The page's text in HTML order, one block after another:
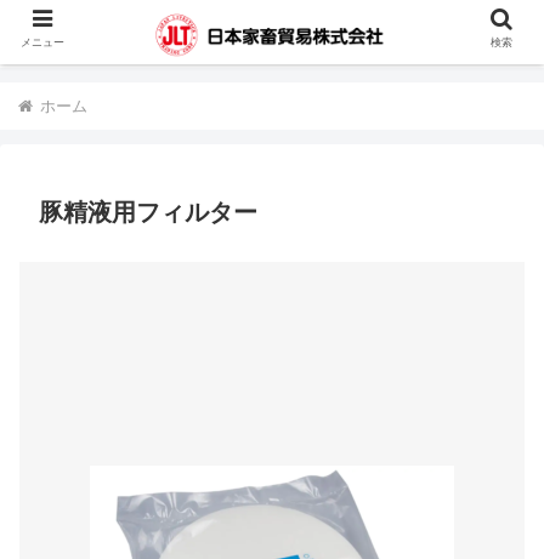
蓄電池・堆肥撹拌機・凍結精液・人工授精器具・カウハッチなどの輸入販売を
行っています。
ホーム
豚精液用フィルター
メニュー 検索